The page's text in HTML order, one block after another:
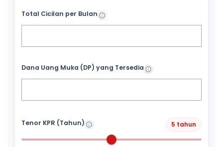
Total Cicilan per Bulan
Dana Uang Muka (DP) yang Tersedia
Tenor KPR (Tahun) 5 tahun